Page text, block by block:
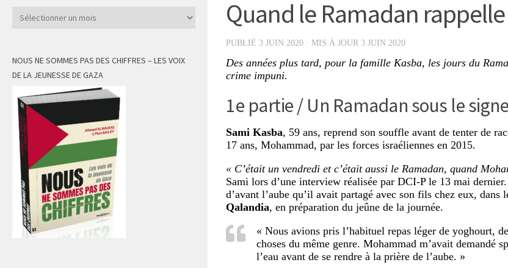
Quand le Ramadan
PUBLIÉ 3 JUIN 2020 · MIS À JOUR 3 JUIN 2020
Des années plus tard, pour la famille Kasba, les jours du
crime impuni.
1e partie / Un Ramadan sous le
Sami Kasba, 59 ans, reprend son souffle avant de tenter de
17 ans, Mohammad, par les forces israéliennes en 2015.
« C’était un vendredi et c’était aussi le Ramadan, quand
Sami lors d’une interview réalisée par DCI-P le 13 mai
d’avant l’aube qu’il avait partagé avec son fils chez eux, dans
Qalandia, en préparation du jeûne de la journée.
« Nous avions pris l’habituel repas léger de yoghourt,
choses du même genre. Mohammad m’avait demandé
l’eau avant de se rendre à la prière de l’aube. »
Archives
NOUS NE SOMMES PAS DES CHIFFRES – LES VOIX
DE LA JEUNESSE DE GAZA